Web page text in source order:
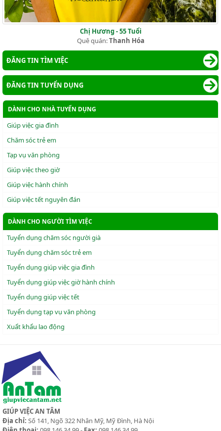
Chị Hương - 55 Tuổi
Quê quán:Thanh Hóa
ĐĂNG TIN TÌM VIỆC
ĐĂNG TIN TUYỂN DỤNG
DÀNH CHO NHÀ TUYỂN DỤNG
Giúp việc gia đình
Chăm sóc trẻ em
Tạp vụ văn phòng
Giúp việc theo giờ
Giúp việc hành chính
Giúp việc tết nguyên đán
DÀNH CHO NGƯỜI TÌM VIỆC
Tuyển dụng chăm sóc người già
Tuyển dụng chăm sóc trẻ em
Tuyển dụng giúp việc gia đình
Tuyển dụng giúp việc giờ hành chính
Tuyển dụng giúp việc tết
Tuyển dụng tạp vụ văn phòng
Xuẩt khẩu lao động
GIÚP VIỆC AN TÂM
Địa chỉ: Số 141, Ngõ 322 Nhân Mỹ, Mỹ Đình, Hà Nội